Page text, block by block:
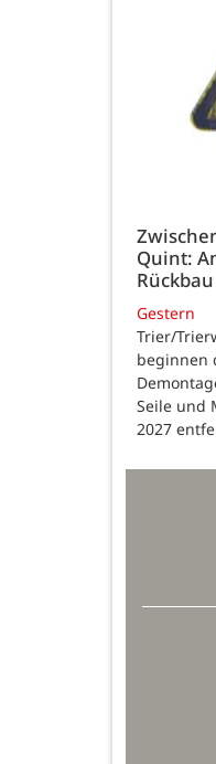
Quint:
Gestern
Trier/
beginnen
Seile und
2027